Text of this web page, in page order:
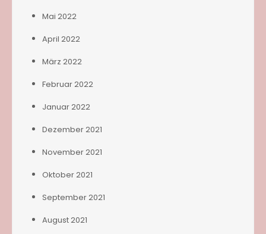
Mai 2022
April 2022
März 2022
Februar 2022
Januar 2022
Dezember 2021
November 2021
Oktober 2021
September 2021
August 2021